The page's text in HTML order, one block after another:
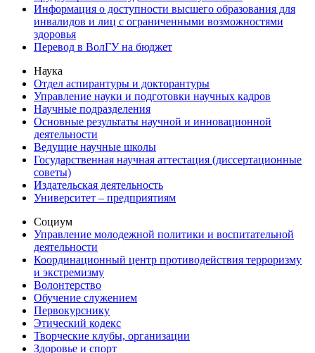
Информация о доступности высшего образования для
инвалидов и лиц с ограниченными возможностями
здоровья
Перевод в ВолГУ на бюджет
Наука
Отдел аспирантуры и докторантуры
Управление науки и подготовки научных кадров
Научные подразделения
Основные результаты научной и инновационной
деятельности
Ведущие научные школы
Государственная научная аттестация (диссертационные
советы)
Издательская деятельность
Университет – предприятиям
Социум
Управление молодежной политики и воспитательной
деятельности
Координационный центр противодействия терроризму
и экстремизму
Волонтерство
Обучение служением
Первокурснику
Этический кодекс
Творческие клубы, организации
Здоровье и спорт